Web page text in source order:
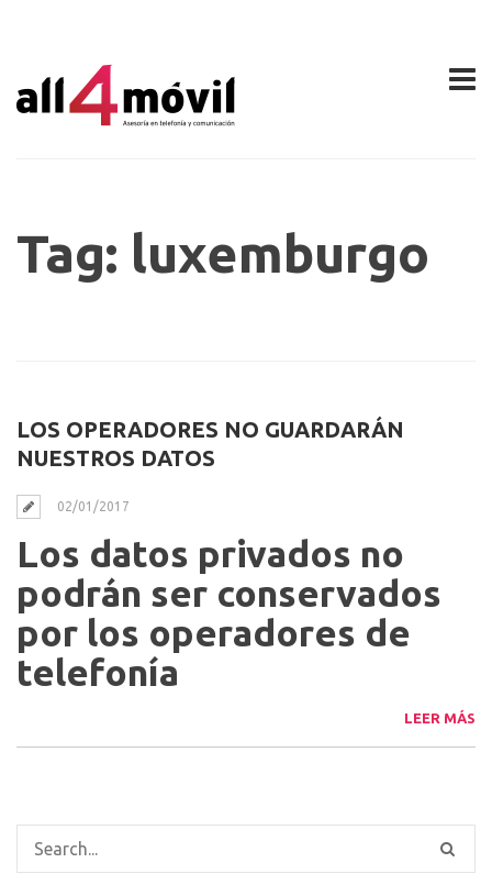
Tag: luxemburgo
LOS OPERADORES NO GUARDARÁN
NUESTROS DATOS
02/01/2017
Los datos privados no
podrán ser conservados
por los operadores de
telefonía
LEER MÁS